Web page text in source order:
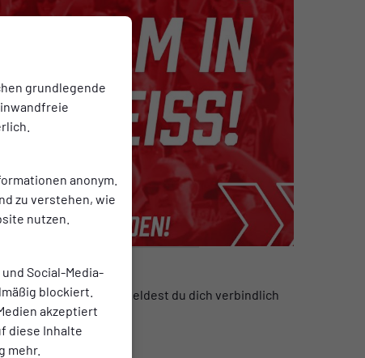
grundlegende
anonym.
zu verstehen, wie
nutzen.
Social-Media-
blockiert.
akzeptiert
diese Inhalte
mehr.
dem Zurücksenden meldest du dich verbindlich